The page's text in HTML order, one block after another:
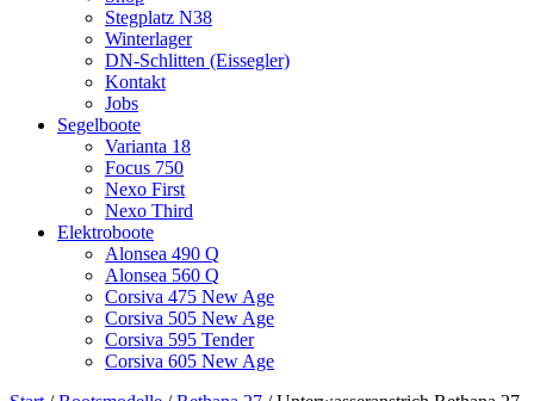
Stegplatz N38
Winterlager
DN-Schlitten (Eissegler)
Kontakt
Jobs
Segelboote
Varianta 18
Focus 750
Nexo First
Nexo Third
Elektroboote
Alonsea 490 Q
Alonsea 560 Q
Corsiva 475 New Age
Corsiva 505 New Age
Corsiva 595 Tender
Corsiva 605 New Age